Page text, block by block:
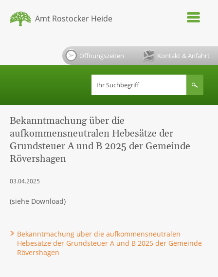
Amt Rostocker Heide
Öffnungszeiten Kontakt & Anfahrt
Bekanntmachung über die
aufkommensneutralen Hebesätze der
Grundsteuer A und B 2025 der Gemeinde
Rövershagen
03.04.2025
(siehe Download)
Bekanntmachung über die aufkommensneutralen
Hebesätze der Grundsteuer A und B 2025 der Gemeinde
Rövershagen